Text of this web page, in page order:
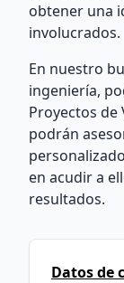
obtener una
involucrados.
En nuestro
ingeniería,
Proyectos de
podrán
en acudir a
resultados.
Datos de